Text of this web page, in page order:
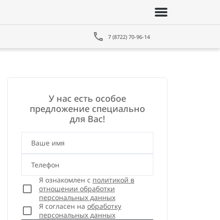
7 (8722) 70-96-14
У нас есть особое
предложение специально
для Вас!
Ваше имя
Телефон
Я ознакомлен с политикой в
отношении обработки
персональных данных
Я согласен на обработку
персональных данных